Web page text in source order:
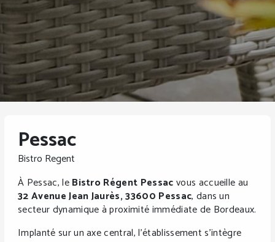
Pessac
Bistro Regent
À Pessac, leBistro Régent Pessacvous accueille au
32 Avenue Jean Jaurès, 33600 Pessac, dans un
secteur dynamique à proximité immédiate de Bordeaux.
Implanté sur un axe central, l’établissement s’intègre